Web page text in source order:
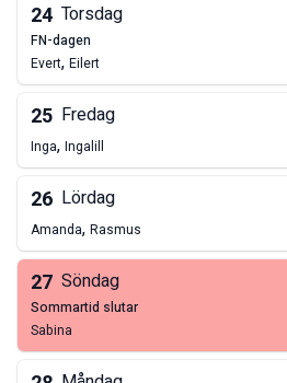
24 Torsdag
FN-dagen
Evert, Eilert
25 Fredag
Inga, Ingalill
26 Lördag
Amanda, Rasmus
27 Söndag
sommartid slutar
Sabina